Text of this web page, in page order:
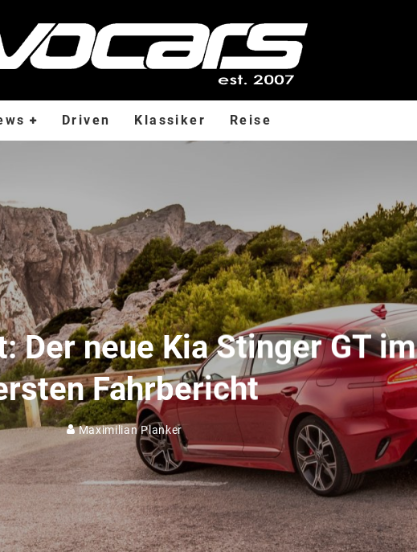
Driven Klassiker Reise
Der neue Kia Stinger GT im
Fahrbericht
Maximilian Planker